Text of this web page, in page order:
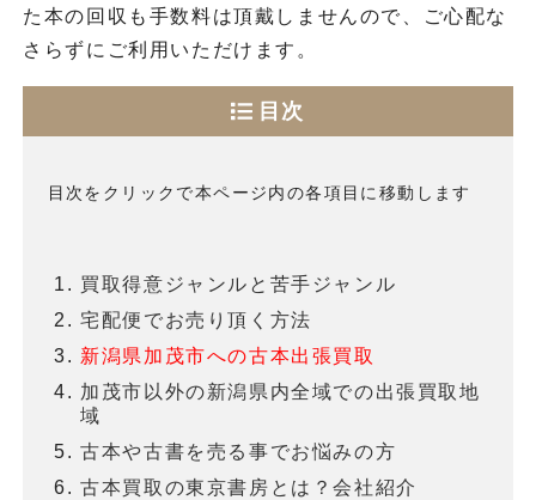
た本の回収も手数料は頂戴しませんので、ご心配な
さらずにご利用いただけます。
目次
目次をクリックで本ページ内の各項目に移動します
買取得意ジャンルと苦手ジャンル
宅配便でお売り頂く方法
新潟県加茂市への古本出張買取
加茂市以外の新潟県内全域での出張買取地
域
古本や古書を売る事でお悩みの方
古本買取の東京書房とは？会社紹介